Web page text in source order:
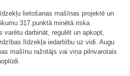
lietošanas mašīnas projektē un
317.punktā minētā riska
darbināt, regulēt un apkopt,
līdzekļa iedarbību uz vidi. Augu
mašīnu ražotājs vai viņa pilnvarotais